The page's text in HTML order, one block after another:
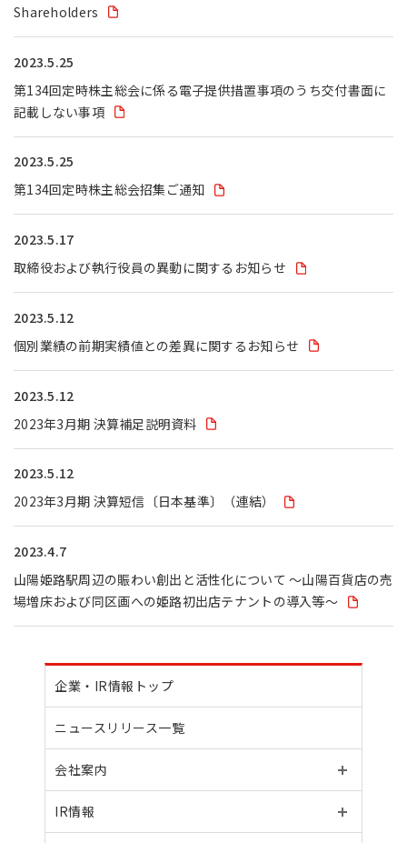
Shareholders
2023.5.25
第134回定時株主総会に係る電子提供措置事項のうち交付書面に
記載しない事項
2023.5.25
第134回定時株主総会招集ご通知
2023.5.17
取締役および執行役員の異動に関するお知らせ
2023.5.12
個別業績の前期実績値との差異に関するお知らせ
2023.5.12
2023年3月期 決算補足説明資料
2023.5.12
2023年3月期 決算短信〔日本基準〕（連結）
2023.4.7
山陽姫路駅周辺の賑わい創出と活性化について ～山陽百貨店の売
場増床および同区画への姫路初出店テナントの導入等～
企業・IR情報トップ
ニュースリリース一覧
会社案内
IR情報